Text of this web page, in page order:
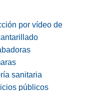
por vídeo de
sanitaria
públicos